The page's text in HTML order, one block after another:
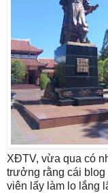
XĐTV, vừa qua có
trưởng rằng cái blog
viên lấy làm lo lắng